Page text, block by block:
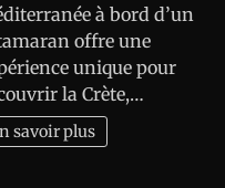
à bord d’un
offre une
unique pour
la Crète,…
savoir plus